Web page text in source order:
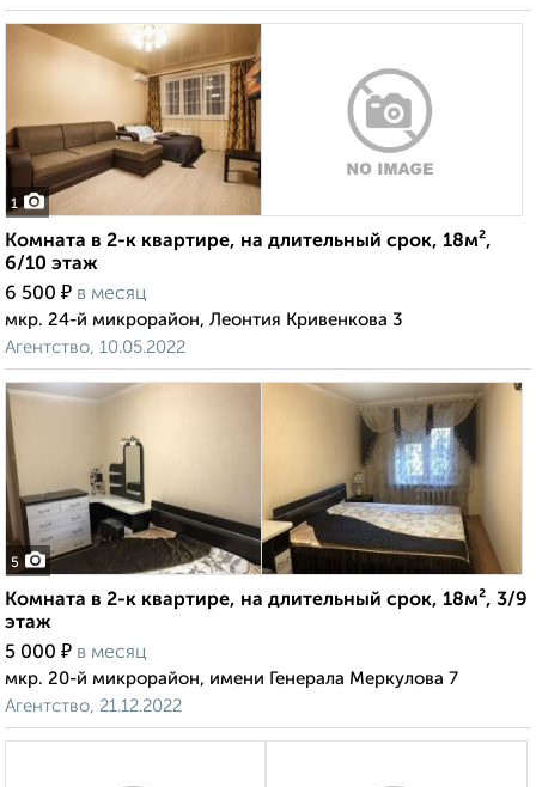
1
Комната в 2-к квартире, на длительный срок, 18м²,
6/10 этаж
6 500 ₽ в месяц
мкр. 24-й микрорайон, Леонтия Кривенкова 3
Агентство, 10.05.2022
5
Комната в 2-к квартире, на длительный срок, 18м², 3/9
этаж
5 000 ₽ в месяц
мкр. 20-й микрорайон, имени Генерала Меркулова 7
Агентство, 21.12.2022